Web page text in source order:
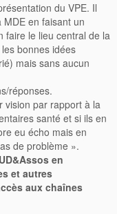
du VPE. Il
en faisant un
faire le lieu central de la
bonnes idées
mais sans aucun
réponses.
vision par rapport à la
santé et si ils en
eu écho mais en
de problème ».
en
et autres
aux chaînes